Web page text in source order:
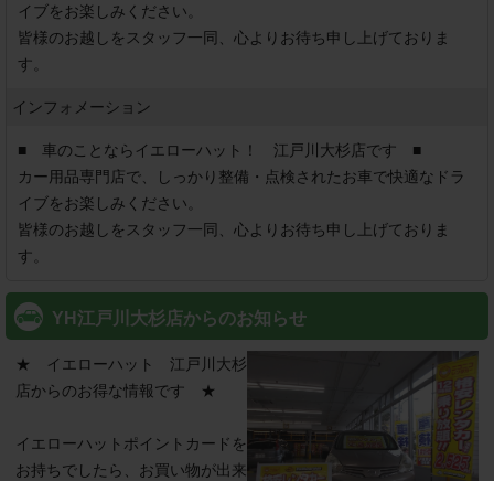
イブをお楽しみください。
皆様のお越しをスタッフ一同、心よりお待ち申し上げておりま
す。
インフォメーション
■　車のことならイエローハット！　江戸川大杉店です　■
カー用品専門店で、しっかり整備・点検されたお車で快適なドラ
イブをお楽しみください。
皆様のお越しをスタッフ一同、心よりお待ち申し上げておりま
す。
YH江戸川大杉店からのお知らせ
★　イエローハット　江戸川大杉
店からのお得な情報です　★
イエローハットポイントカードを
お持ちでしたら、お買い物が出来